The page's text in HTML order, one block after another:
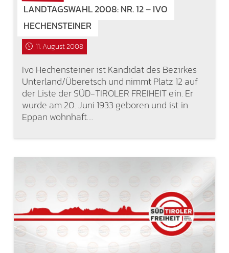
LANDTAGSWAHL 2008: NR. 12 – IVO
HECHENSTEINER
11. August 2008
Ivo Hechensteiner ist Kandidat des Bezirkes
Unterland/Überetsch und nimmt Platz 12 auf
der Liste der SÜD-TIROLER FREIHEIT ein. Er
wurde am 20. Juni 1933 geboren und ist in
Eppan wohnhaft.…